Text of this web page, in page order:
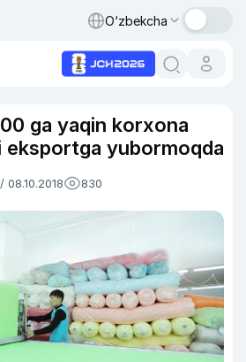
O‘zbekcha
ga yaqin korxona
eksportga yubormoqda
08.10.2018 830